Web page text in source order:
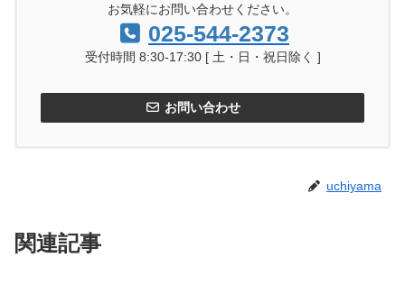
お気軽にお問い合わせください。
025-544-2373
受付時間 8:30-17:30 [ 土・日・祝日除く ]
お問い合わせ
uchiyama
関連記事